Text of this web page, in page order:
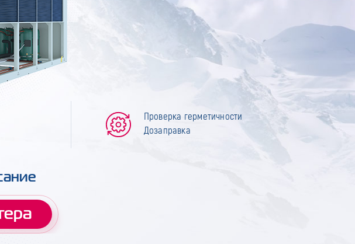
Проверка герметичности
Дозаправка